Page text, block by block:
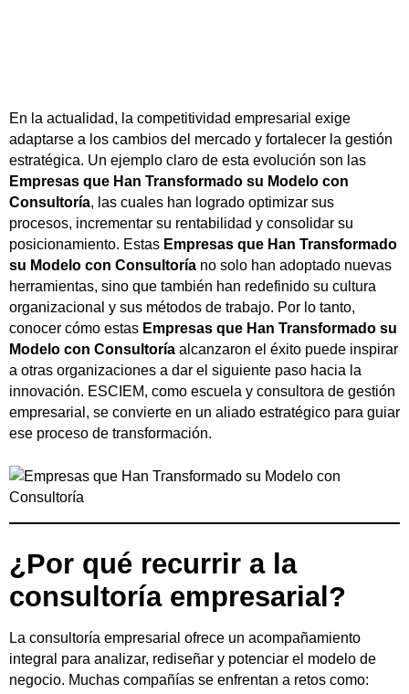
En la actualidad, la competitividad empresarial exige
adaptarse a los cambios del mercado y fortalecer la gestión
estratégica. Un ejemplo claro de esta evolución son las
Empresas que Han Transformado su Modelo con
Consultoría, las cuales han logrado optimizar sus
procesos, incrementar su rentabilidad y consolidar su
posicionamiento. Estas Empresas que Han Transformado
su Modelo con Consultoría no solo han adoptado nuevas
herramientas, sino que también han redefinido su cultura
organizacional y sus métodos de trabajo. Por lo tanto,
conocer cómo estas Empresas que Han Transformado su
Modelo con Consultoría alcanzaron el éxito puede inspirar
a otras organizaciones a dar el siguiente paso hacia la
innovación. ESCIEM, como escuela y consultora de gestión
empresarial, se convierte en un aliado estratégico para guiar
ese proceso de transformación.
¿Por qué recurrir a la
consultoría empresarial?
La consultoría empresarial ofrece un acompañamiento
integral para analizar, rediseñar y potenciar el modelo de
negocio. Muchas compañías se enfrentan a retos como: